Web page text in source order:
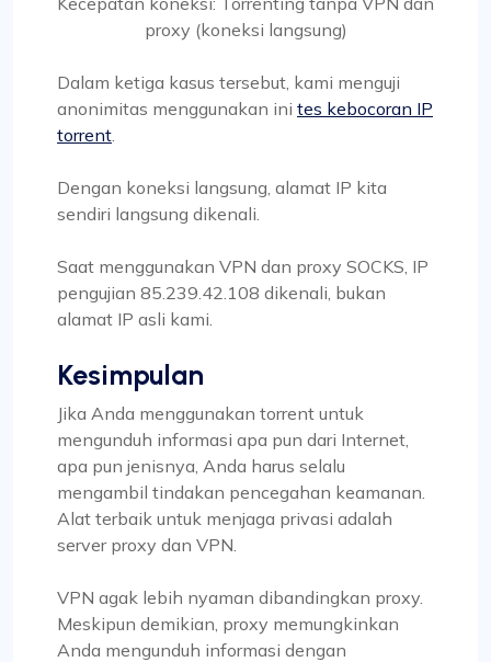
proxy (koneksi langsung)
Dalam ketiga kasus tersebut, kami menguji
anonimitas menggunakan ini tes kebocoran IP
torrent
Dengan koneksi langsung, alamat IP kita
sendiri langsung dikenali.
Saat menggunakan VPN dan proxy SOCKS, IP
pengujian 85.239.42.108 dikenali, bukan
alamat IP asli kami.
Kesimpulan
Jika Anda menggunakan torrent untuk
mengunduh informasi apa pun dari Internet,
apa pun jenisnya, Anda harus selalu
mengambil tindakan pencegahan keamanan.
Alat terbaik untuk menjaga privasi adalah
server proxy dan VPN.
VPN agak lebih nyaman dibandingkan proxy.
Meskipun demikian, proxy memungkinkan
Anda mengunduh informasi dengan